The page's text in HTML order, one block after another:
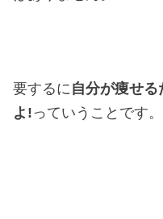
要するに 自分が痩せる
よ!っていうことです。